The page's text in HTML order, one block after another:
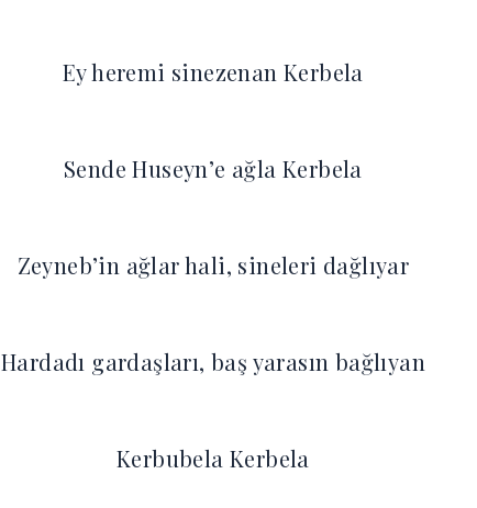
Ey heremi sinezenan Kerbela
Sende Huseyn’e ağla Kerbela
Zeyneb’in ağlar hali, sineleri dağlıyar
Hardadı gardaşları, baş yarasın bağlıyan
Kerbubela Kerbela